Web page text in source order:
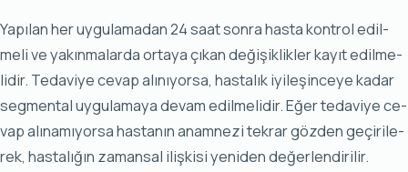
Ya­pı­lan her uy­gu­la­ma­dan 24 sa­at son­ra has­ta kon­trol edil­
me­li ve ya­kın­ma­lar­da or­ta­ya çı­kan de­ği­şik­lik­ler ka­yıt edil­me­
li­dir. Te­da­vi­ye ce­vap alı­nı­yor­sa, has­ta­lık iyi­le­şin­ce­ye ka­dar
seg­men­tal uy­gu­la­ma­ya de­vam edil­me­li­dir. Eğer te­da­vi­ye ce­
vap alı­na­mı­yor­sa has­ta­nın anam­ne­zi tek­rar göz­den ge­çi­ri­le­
rek, has­ta­lı­ğın za­man­sal iliş­ki­si ye­ni­den de­ğer­len­di­ri­lir.